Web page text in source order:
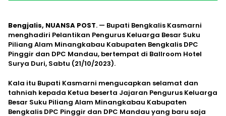
Bengjalis, NUANSA POST. — Bupati Bengkalis Kasmarni
menghadiri Pelantikan Pengurus Keluarga Besar Suku
Piliang Alam Minangkabau Kabupaten Bengkalis DPC
Pinggir dan DPC Mandau, bertempat di Ballroom Hotel
Surya Duri, Sabtu (21/10/2023).
Kala itu Bupati Kasmarni mengucapkan selamat dan
tahniah kepada Ketua beserta Jajaran Pengurus Keluarga
Besar Suku Piliang Alam Minangkabau Kabupaten
Bengkalis DPC Pinggir dan DPC Mandau yang baru saja